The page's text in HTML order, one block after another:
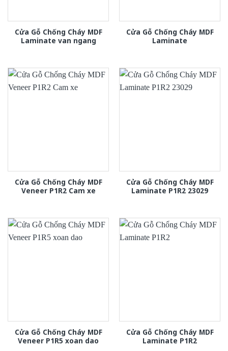
Cửa Gỗ Chống Cháy MDF
Laminate van ngang
Cửa Gỗ Chống Cháy MDF
Laminate
Cửa Gỗ Chống Cháy MDF
Veneer P1R2 Cam xe
Cửa Gỗ Chống Cháy MDF
Laminate P1R2 23029
Cửa Gỗ Chống Cháy MDF
Veneer P1R5 xoan dao
Cửa Gỗ Chống Cháy MDF
Laminate P1R2